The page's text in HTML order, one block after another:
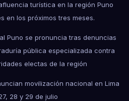
turística en la región Puno
en los próximos tres meses.
Puno se pronuncia tras denuncias
pública especializada contra
electas de la región
movilización nacional en Lima
28 y 29 de julio